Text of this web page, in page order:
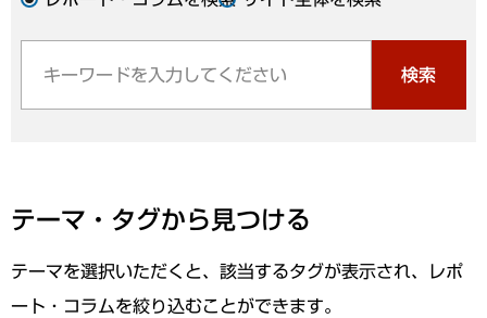
検索
テーマ・タグから見つける
テーマを選択いただくと、該当するタグが表示され、レポ
ート・コラムを絞り込むことができます。